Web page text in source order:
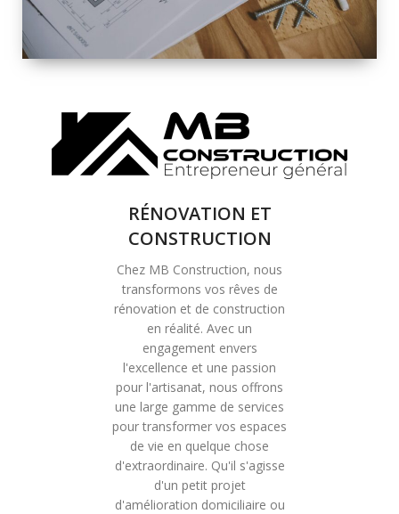
SOLUTIONS DE
RÉNOVATION
COMPLÈTE
RÉNOVATION ET
CONSTRUCTION
Chez MB Construction, nous
transformons vos rêves de
rénovation et de construction
en réalité. Avec un
engagement envers
l'excellence et une passion
pour l'artisanat, nous offrons
une large gamme de services
pour transformer vos espaces
de vie en quelque chose
d'extraordinaire. Qu'il s'agisse
d'un petit projet
d'amélioration domiciliaire ou